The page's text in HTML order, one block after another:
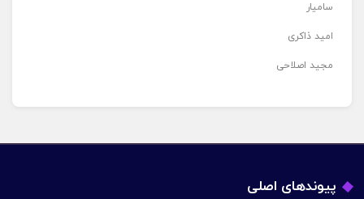
سامیار
امید ذاکری
مجید اصلاحی
پیوندهای اصلی